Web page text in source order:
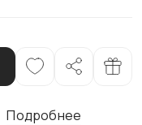
Подробнее